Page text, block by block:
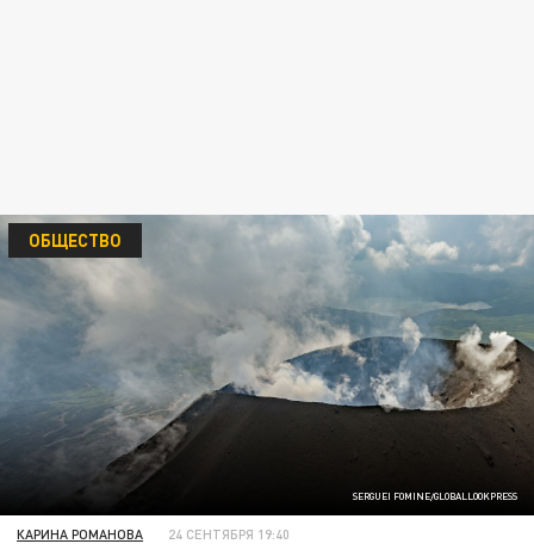
SERGUEI FOMINE/GLOBALLOOKPRESS
ОБЩЕСТВО
КАРИНА РОМАНОВА 24 СЕНТЯБРЯ 19:40